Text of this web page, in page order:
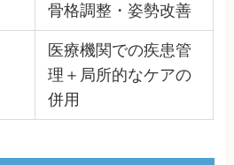
骨格調整・姿勢改善
医療機関での疾患管
理＋局所的なケアの
併用